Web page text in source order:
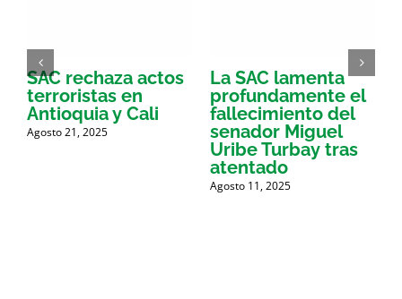
SAC rechaza actos
terroristas en
Antioquia y Cali
Agosto 21, 2025
La SAC lamenta
profundamente el
fallecimiento del
senador Miguel
Uribe Turbay tras
atentado
Agosto 11, 2025